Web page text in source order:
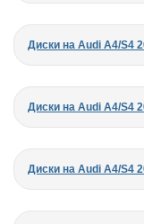
Диски на Audi A4/S4
Диски на Audi A4/S4
Диски на Audi A4/S4